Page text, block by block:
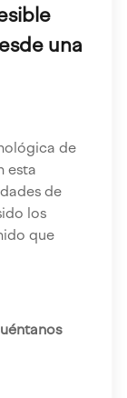
una
de
esta
de
los
que